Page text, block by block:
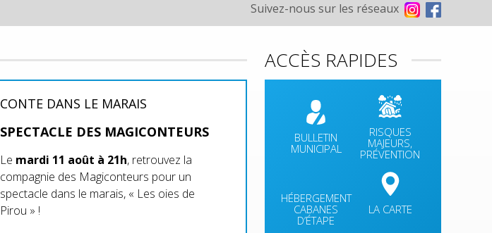
Suivez-nous sur les réseaux
CONTE DANS LE MARAIS
SPECTACLE DES MAGICONTEURS
Le mardi 11 août à 21h, retrouvez la
compagnie des Magiconteurs pour un
spectacle dans le marais, « Les oies de
Pirou » !
ACCÈS RAPIDES
BULLETIN
MUNICIPAL
RISQUES
MAJEURS,
PRÉVENTION
HÉBERGEMENT
CABANES
D’ÉTAPE
LA CARTE